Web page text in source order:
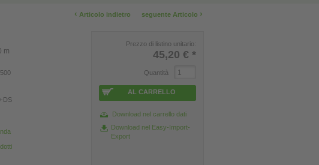
seguente Articolo ›
‹ Articolo indietro
m
DS
Prezzo di listino unitario:
45,20 € *
Quantità
AL CARRELLO
Download nel carrello dati
Download nel Easy-Import-
Export